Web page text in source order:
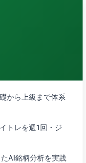
から上級まで体系
トレを週1回・ジ
AI銘柄分析を実践